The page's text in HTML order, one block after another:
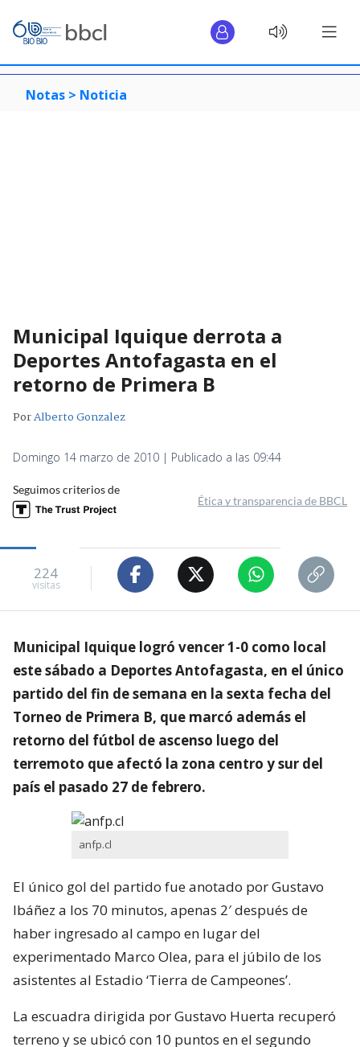
Notas > Noticia
Municipal Iquique derrota a
Deportes Antofagasta en el
retorno de Primera B
PorAlberto Gonzalez
Domingo 14 marzo de 2010 | Publicado a las 09:44
Seguimos criterios de
Ética y transparencia de BBCL
224
visitas
Municipal Iquique logró vencer 1-0 como local
este sábado a Deportes Antofagasta, en el único
partido del fin de semana en la sexta fecha del
Torneo de Primera B, que marcó además el
retorno del fútbol de ascenso luego del
terremoto que afectó la zona centro y sur del
país el pasado 27 de febrero.
anfp.cl
El único gol del partido fue anotado por Gustavo
Ibáñez a los 70 minutos, apenas 2′ después de
haber ingresado al campo en lugar del
experimentado Marco Olea, para el júbilo de los
asistentes al Estadio ‘Tierra de Campeones’.
La escuadra dirigida por Gustavo Huerta recuperó
terreno y se ubicó con 10 puntos en el segundo